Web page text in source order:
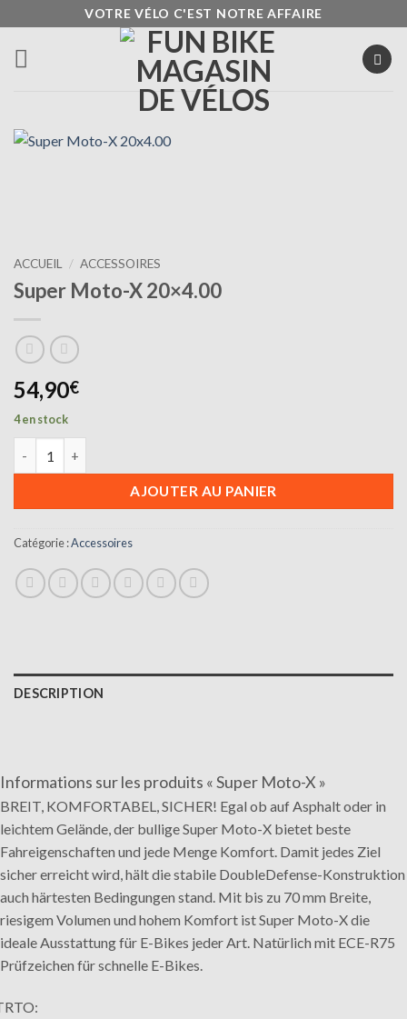
au
contenu
VOTRE VÉLO C'EST NOTRE AFFAIRE
ACCUEIL / ACCESSOIRES
Super Moto-X 20×4.00
54,90€
4 en stock
AJOUTER AU PANIER
Catégorie :Accessoires
DESCRIPTION
Informations sur les produits « Super Moto-X »
BREIT, KOMFORTABEL, SICHER! Egal ob auf Asphalt oder in
leichtem Gelände, der bullige Super Moto-X bietet beste
Fahreigenschaften und jede Menge Komfort. Damit jedes Ziel
sicher erreicht wird, hält die stabile DoubleDefense-Konstruktion
auch härtesten Bedingungen stand. Mit bis zu 70 mm Breite,
riesigem Volumen und hohem Komfort ist Super Moto-X die
ideale Ausstattung für E-Bikes jeder Art. Natürlich mit ECE-R75
Prüfzeichen für schnelle E-Bikes.